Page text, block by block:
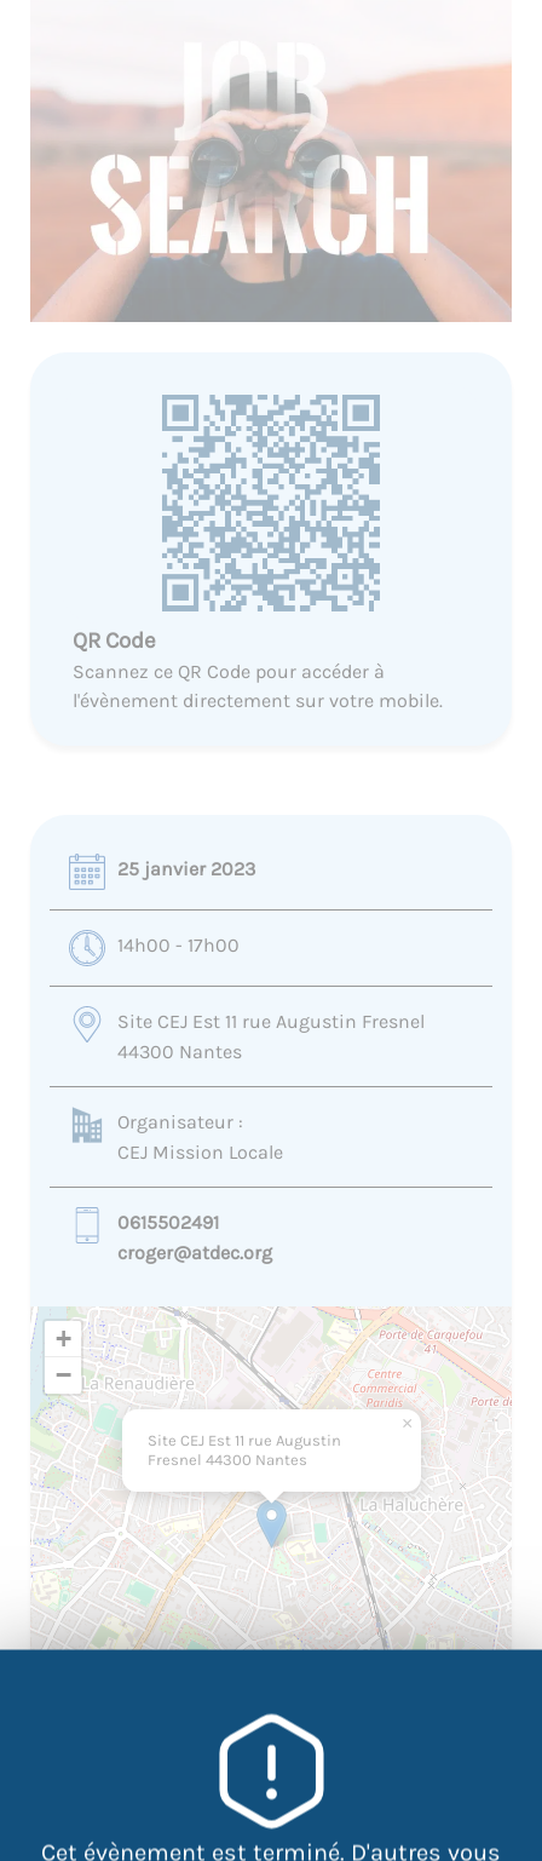
Cet évènement est terminé. D'autres vous
QR Code
Scannez ce QR Code pour accéder à
l'évènement directement sur votre mobile.
25 janvier 2023
14h00 - 17h00
Site CEJ Est 11 rue Augustin Fresnel
44300 Nantes
Organisateur :
CEJ Mission Locale
0615502491
croger@atdec.org
Site CEJ Est 11 rue Augustin
Fresnel 44300 Nantes
×
+
−
Leaflet